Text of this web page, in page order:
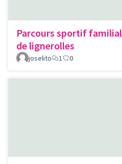
Parcours sportif
de lignerolles
joselito 1 0